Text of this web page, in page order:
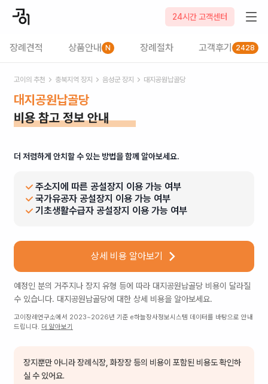
24시간 고객센터
장례견적 상품안내 N 장례절차 고객후기 2428
고이의 추천 충북지역 장지 음성군 장지 대지공원납골당
대지공원납골당
비용 참고 정보 안내
더 저렴하게 안치할 수 있는 방법을 함께 알아보세요.
주소지에 따른 공설장지 이용 가능 여부
국가유공자 공설장지 이용 가능 여부
기초생활수급자 공설장지 이용 가능 여부
상세 비용 알아보기
예정인 분의 거주지나 장지 유형 등에 따라 대지공원납골당 비용이 달라질
수 있습니다. 대지공원납골당에 대한 상세 비용을 알아보세요.
고이장례연구소에서 2023~2026년 기준 e하늘장사정보시스템 데이터를 바탕으로 안내
드립니다. 더 알아보기
장지뿐만 아니라 장례식장, 화장장 등의 비용이 포함된 비용도 확인하
실 수 있어요.